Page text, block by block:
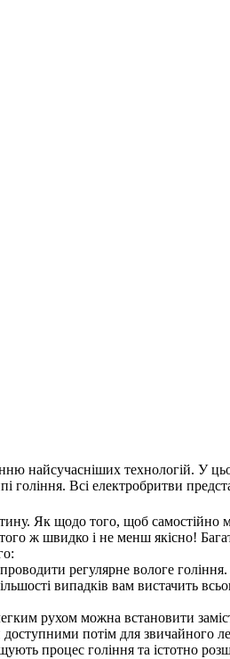
найсучасніших технологій. У
Всі електробритви
Як щодо того, щоб
ж швидко і не менш якісно!
регулярне вологе
випадків вам вистачить
рухом можна встановити
потім для звичайного
процес гоління та істотно